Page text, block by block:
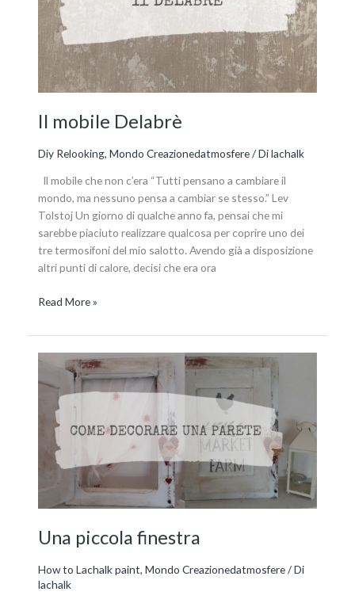
Il mobile Delabrè
Diy Relooking,Mondo Creazionedatmosfere/ Dilachalk
Il mobile che non c’era “Tutti pensano a cambiare il
mondo, ma nessuno pensa a cambiar se stesso.” Lev
Tolstoj Un giorno di qualche anno fa, pensai che mi
sarebbe piaciuto realizzare qualcosa per coprire uno dei
tre termosifoni del mio salotto. Avendo già a disposizione
altri punti di calore, decisi che era ora
Read More »
Una piccola finestra
How to Lachalk paint,Mondo Creazionedatmosfere/ Di
lachalk
finestra